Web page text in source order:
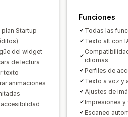
Startup
del widget
de lectura
texto
animaciones
Funciones
Todas las
Texto alt con
idiomas
Perfiles de
Texto a voz y
Ajustes de
Impresiones
Escaneo